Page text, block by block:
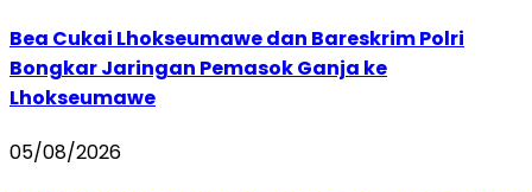
Bea Cukai Lhokseumawe dan Bareskrim Polri
Bongkar Jaringan Pemasok Ganja ke
Lhokseumawe
05/08/2026